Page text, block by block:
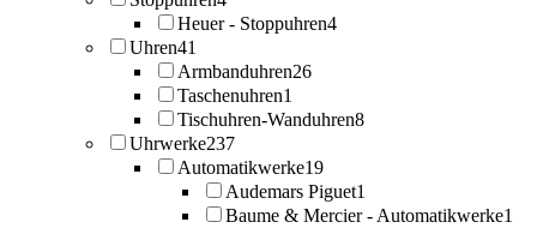
Heuer - Stoppuhren4
Uhren41
Armbanduhren26
Taschenuhren1
Tischuhren-Wanduhren8
Uhrwerke237
Automatikwerke19
Audemars Piguet1
Baume & Mercier - Automatikwerke1